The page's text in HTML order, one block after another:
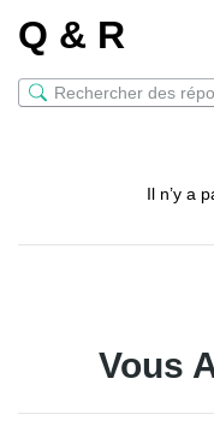
Q & R
Il n’y a
Vous